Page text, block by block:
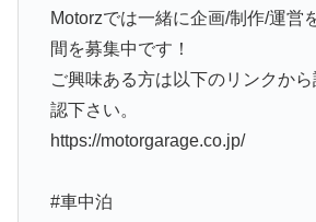
Motorzでは一緒に企画/制作/運営
間を募集中です！
ご興味ある方は以下のリンクか
認下さい。
https://motorgarage.co.jp/
#車中泊